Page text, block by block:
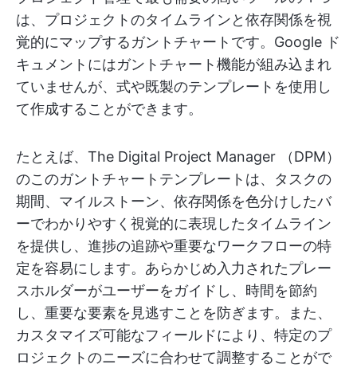
は、プロジェクトのタイムラインと依存関係を視
覚的にマップするガントチャートです。Google ド
キュメントにはガントチャート機能が組み込まれ
ていませんが、式や既製のテンプレートを使用し
て作成することができます。
たとえば、The Digital Project Manager （DPM）
のこのガントチャートテンプレートは、タスクの
期間、マイルストーン、依存関係を色分けしたバ
ーでわかりやすく視覚的に表現したタイムライン
を提供し、進捗の追跡や重要なワークフローの特
定を容易にします。あらかじめ入力されたプレー
スホルダーがユーザーをガイドし、時間を節約
し、重要な要素を見逃すことを防ぎます。また、
カスタマイズ可能なフィールドにより、特定のプ
ロジェクトのニーズに合わせて調整することがで